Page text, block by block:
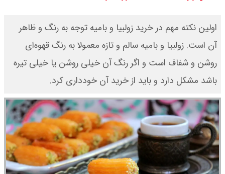
قیمت دلار توافقی امروز شنبه ۱۷ مرداد
۱۴۰۵ اعلام شد
قیمت طلا ۲۴ عیار امروز شنبه ۱۷ مرداد
اولین نکته مهم در خرید زولبیا و بامیه توجه به رنگ و ظاهر
آن است. زولبیا و بامیه سالم و تازه معمولا به رنگ قهوه‌ای
روشن و شفاف است و اگر رنگ آن خیلی روشن یا خیلی تیره
باشد مشکل دارد و باید از خرید آن خودداری کرد.